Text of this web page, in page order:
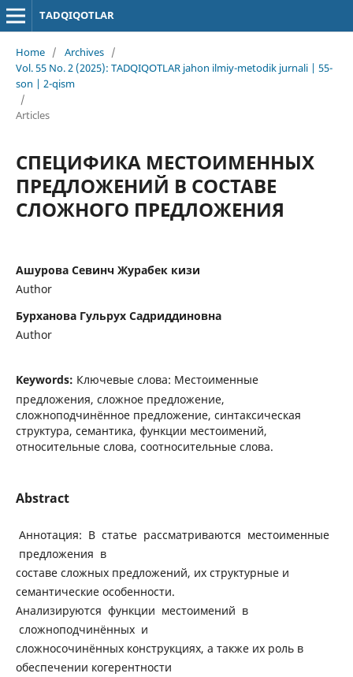
TADQIQOTLAR
Home / Archives /
Vol. 55 No. 2 (2025): TADQIQOTLAR jahon ilmiy-metodik jurnali | 55-
son | 2-qism
/
Articles
СПЕЦИФИКА МЕСТОИМЕННЫХ
ПРЕДЛОЖЕНИЙ В СОСТАВЕ
СЛОЖНОГО ПРЕДЛОЖЕНИЯ
Ашурова Севинч Журабек кизи
Author
Бурханова Гульрух Садриддиновна
Author
Keywords: Ключевые слова: Местоименные
предложения, сложное предложение,
сложноподчинённое предложение, синтаксическая
структура, семантика, функции местоимений,
относительные слова, соотносительные слова.
Abstract
Аннотация: В статье рассматриваются местоименные
предложения в
составе сложных предложений, их структурные и
семантические особенности.
Анализируются функции местоимений в
сложноподчинённых и
сложносочинённых конструкциях, а также их роль в
обеспечении когерентности